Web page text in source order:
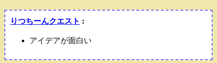
りつちーんクエスト :
アイデアが面白い